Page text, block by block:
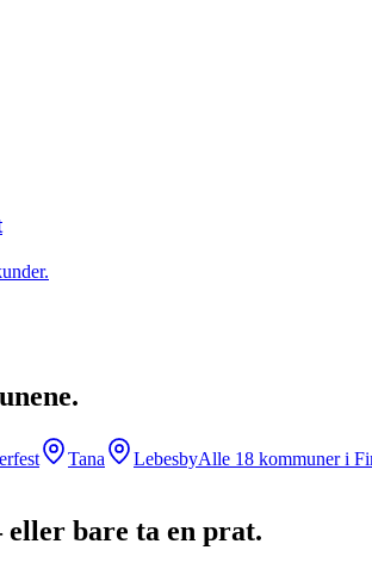
Tana LebesbyAlle 18 kommuner i
bare ta en prat.